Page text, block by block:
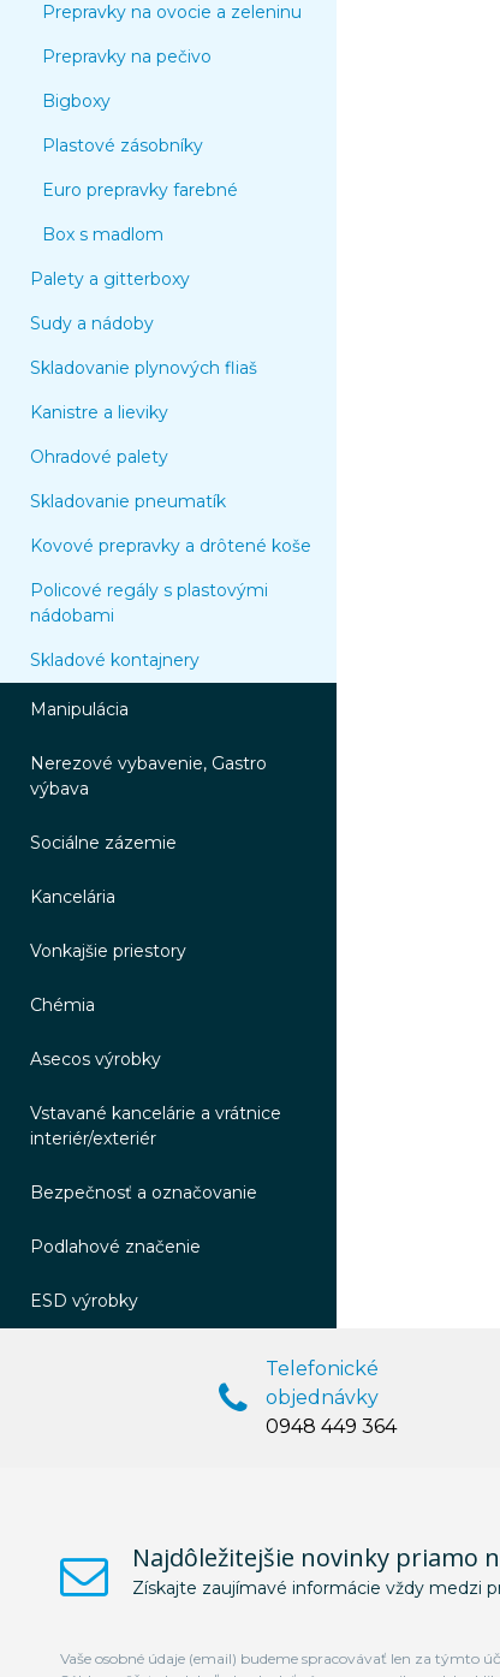
Prepravky na ovocie a zeleninu
Prepravky na pečivo
Bigboxy
Plastové zásobníky
Euro prepravky farebné
Box s madlom
Palety a gitterboxy
Sudy a nádoby
Skladovanie plynových fliaš
Kanistre a lieviky
Ohradové palety
Skladovanie pneumatík
Kovové prepravky a drôtené koše
Policové regály s plastovými
nádobami
Skladové kontajnery
Manipulácia
Nerezové vybavenie, Gastro
výbava
Sociálne zázemie
Kancelária
Vonkajšie priestory
Chémia
Asecos výrobky
Vstavané kancelárie a vrátnice
interiér/exteriér
Bezpečnosť a označovanie
Podlahové značenie
ESD výrobky
Telefonické
objednávky
0948 449 364
Najdôležitejšie novinky priamo
Získajte zaujímavé informácie vždy medzi
Vaše osobné údaje (email) budeme spracovávať len za týmto